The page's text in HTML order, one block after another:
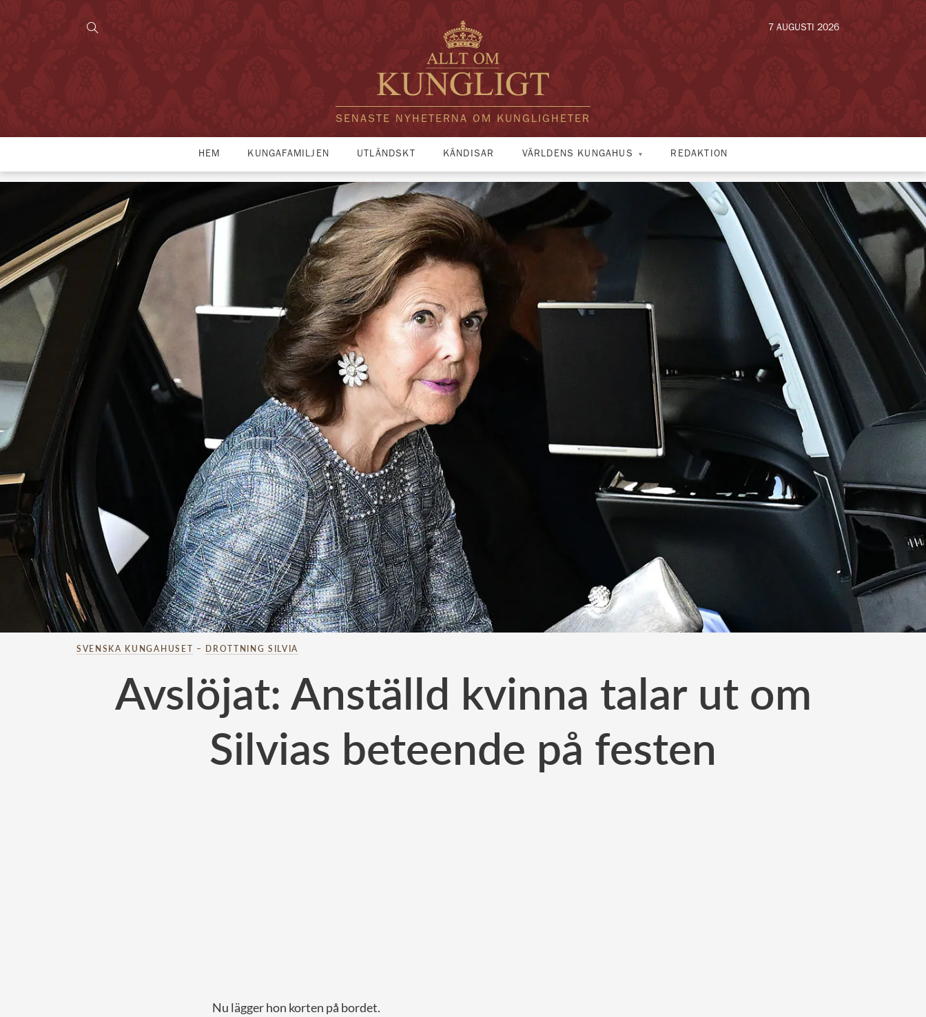
SENASTE NYHETERNA OM KUNGLIGHETER
7 AUGUSTI 2026
HEM KUNGAFAMILJEN UTLÄNDSKT KÄNDISAR VÄRLDENS KUNGAHUS REDAKTION
SVENSKA KUNGAHUSET – DROTTNING SILVIA
Avslöjat: Anställd kvinna talar ut om
Silvias beteende på festen
Nu lägger hon korten på bordet.